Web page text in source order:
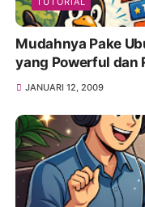
Mudahnya Pake
yang Powerful dan
JANUARI 12, 2009